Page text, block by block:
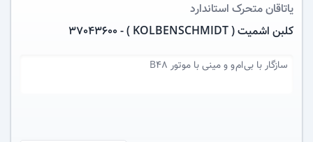
یاتاقان متحرک استاندارد
کلبن اشمیت ( KOLBENSCHMIDT ) - 37043600
سازگار با بی ام و و مینی با موتور B48